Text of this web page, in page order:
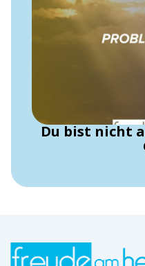
Du bist nicht